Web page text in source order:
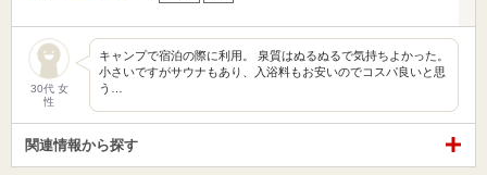
30代 女
性
キャンプで宿泊の際に利用。 泉質はぬるぬるで気持ちよかった。
小さいですがサウナもあり、入浴料もお安いのでコスパ良いと思
う…
関連情報から探す